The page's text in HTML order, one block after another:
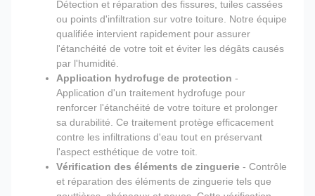
Détection et réparation des fissures, tuiles cassées
ou points d'infiltration sur votre toiture. Notre équipe
qualifiée intervient rapidement pour assurer
l'étanchéité de votre toit et éviter les dégâts causés
par l'humidité.
Application hydrofuge de protection -
Application d'un traitement hydrofuge pour
renforcer l'étanchéité de votre toiture et prolonger
sa durabilité. Ce traitement protège efficacement
contre les infiltrations d'eau tout en préservant
l'aspect esthétique de votre toit.
Vérification des éléments de zinguerie - Contrôle
et réparation des éléments de zinguerie tels que